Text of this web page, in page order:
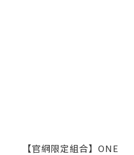
【官網限定組合】ONE